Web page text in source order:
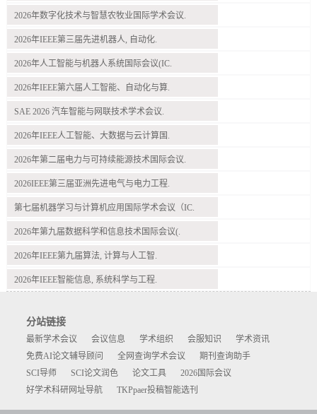
2026年数字化技术与智慧农牧业国际学术会议.
2026年IEEE第三届先进机器人, 自动化.
2026年人工智能与机器人系统国际会议(IC.
2026年IEEE第六届人工智能、自动化与算.
SAE 2026 汽车智能与网联技术学术会议.
2026年IEEE人工智能、大数据与云计算国.
2026年第二届电力与可持续能源技术国际会议.
2026IEEE第三届亚洲先进电气与电力工程.
第七届机器学习与计算机应用国际学术会议（IC.
2026年第九届数据科学和信息技术国际会议(.
2026年IEEE第九届算法, 计算与人工智.
2026年IEEE智能信息, 系统科学与工程.
分站链接
最新学术会议 会议信息 学术组织 会服知识
学术资讯
免费AI论文辅导顾问
全网查询学术会议
期刊查询助手
SCI导师
SCI论文润色 论文工具
2026国际会议
好学术科研网址导航
TKPpaer投稿智能选刊